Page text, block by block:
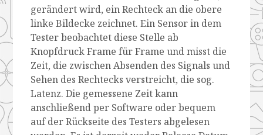
gerändert wird, ein Rechteck an die obere
linke Bildecke zeichnet. Ein Sensor in dem
Tester beobachtet diese Stelle ab
Knopfdruck Frame für Frame und misst die
Zeit, die zwischen Absenden des Signals und
Sehen des Rechtecks verstreicht, die sog.
Latenz. Die gemessene Zeit kann
anschließend per Software oder bequem
auf der Rückseite des Testers abgelesen